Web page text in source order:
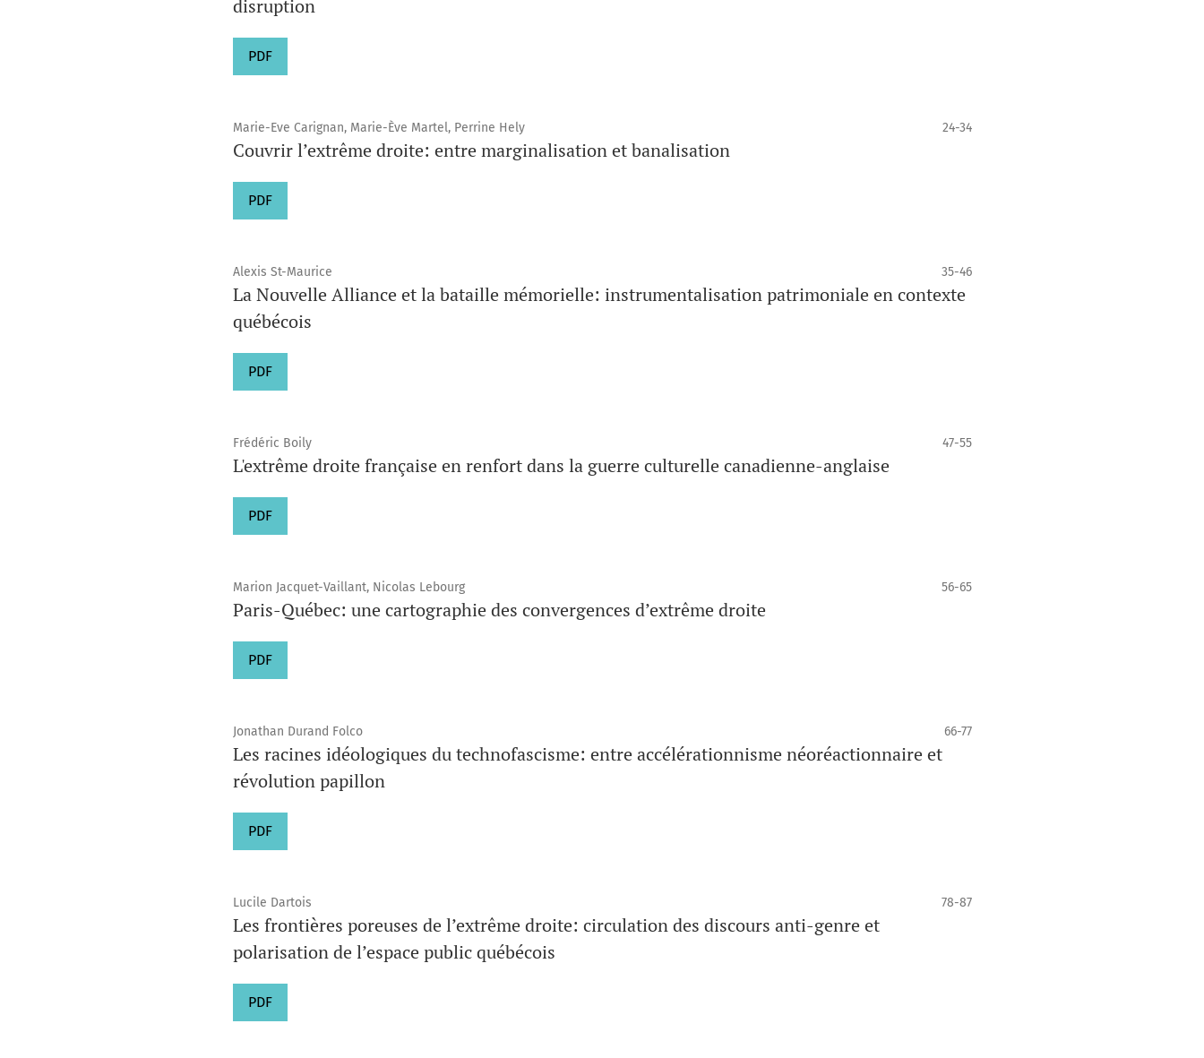
disruption
PDF
Marie-Eve Carignan, Marie-Ève Martel, Perrine Hely 24-34
Couvrir l’extrême droite: entre marginalisation et banalisation
PDF
Alexis St-Maurice 35-46
La Nouvelle Alliance et la bataille mémorielle: instrumentalisation patrimoniale en contexte
québécois
PDF
Frédéric Boily 47-55
L'extrême droite française en renfort dans la guerre culturelle canadienne-anglaise
PDF
Marion Jacquet-Vaillant, Nicolas Lebourg 56-65
Paris-Québec: une cartographie des convergences d’extrême droite
PDF
Jonathan Durand Folco 66-77
Les racines idéologiques du technofascisme: entre accélérationnisme néoréactionnaire et
révolution papillon
PDF
Lucile Dartois 78-87
Les frontières poreuses de l’extrême droite: circulation des discours anti-genre et
polarisation de l’espace public québécois
PDF